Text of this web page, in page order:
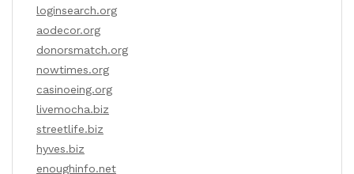
loginsearch.org
aodecor.org
donorsmatch.org
nowtimes.org
casinoeing.org
livemocha.biz
streetlife.biz
hyves.biz
enoughinfo.net